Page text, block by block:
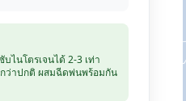
ไนโตรเจนได้ 2-3 เท่า
กว่าปกติ ผสมฉีดพ่นพร้อมกัน